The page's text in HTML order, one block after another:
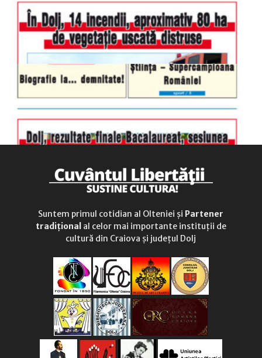
duminică
9.00 - 12.00
Suntem primul cotidian al Olteniei și Partener
tradițional al celor mai importante instituții de
cultură din Craiova și județul Dolj